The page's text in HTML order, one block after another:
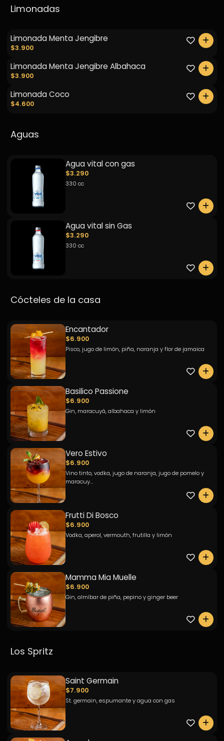
Limonadas
Limonada Menta Jengibre
$3.900
0
Limonada Menta Jengibre Albahaca
$3.900
0
Limonada Coco
$4.600
0
Aguas
Agua vital con gas
$3.290
330 cc
0
Agua vital sin Gas
$3.290
330 cc
0
Cócteles de la casa
Encantador
$6.900
Pisco, jugo de limón, piña, naranja y flor de jamaica
0
Basilico Passione
$6.900
Gin, maracuyá, albahaca y limón
0
Vero Estivo
$6.900
Vino tinto, vodka, jugo de naranja, jugo de pomelo y
maracuy...
0
Frutti Di Bosco
$6.900
Vodka, aperol, vermouth, frutilla y limón
0
Mamma Mia Muelle
$6.900
Gin, almíbar de piña, pepino y ginger beer
0
Los Spritz
Saint Germain
$7.900
St. germain, espumante y agua con gas
0